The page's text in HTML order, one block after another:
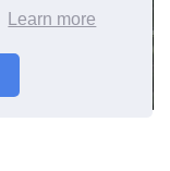
Learn more